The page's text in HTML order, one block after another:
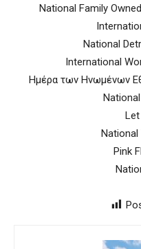
National Family
National
International
Ημέρα των Ηνωμένων
National
Pink